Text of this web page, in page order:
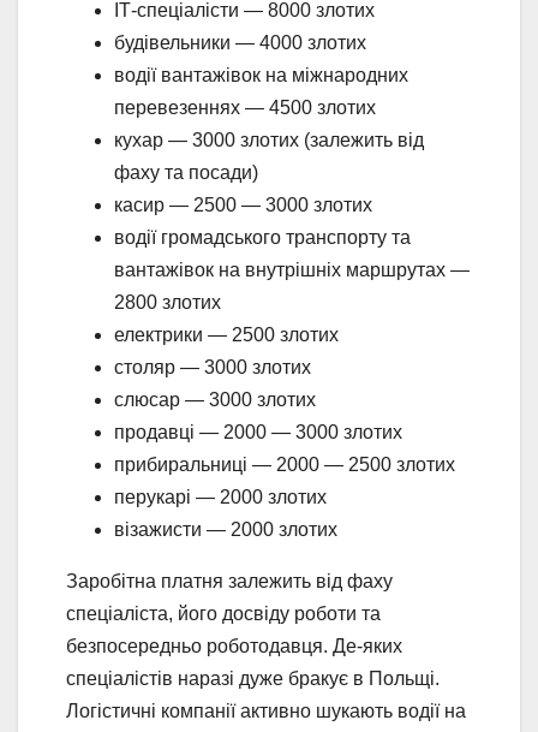
ІТ-спеціалісти — 8000 злотих
будівельники — 4000 злотих
водії вантажівок на міжнародних
перевезеннях — 4500 злотих
кухар — 3000 злотих (залежить від
фаху та посади)
касир — 2500 — 3000 злотих
водії громадського транспорту та
вантажівок на внутрішніх маршрутах —
2800 злотих
електрики — 2500 злотих
столяр — 3000 злотих
слюсар — 3000 злотих
продавці — 2000 — 3000 злотих
прибиральниці — 2000 — 2500 злотих
перукарі — 2000 злотих
візажисти — 2000 злотих
Заробітна платня залежить від фаху
спеціаліста, його досвіду роботи та
безпосередньо роботодавця. Де-яких
спеціалістів наразі дуже бракує в Польщі.
Логістичні компанії активно шукають водії на